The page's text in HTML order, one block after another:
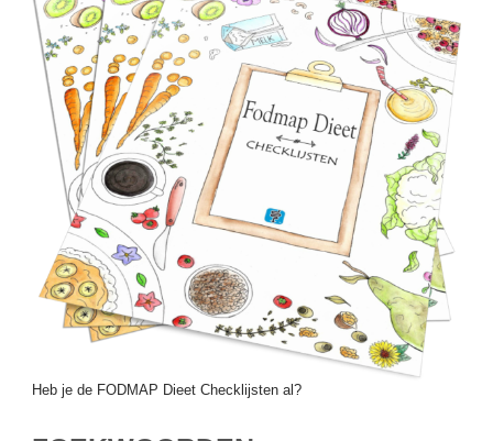
Heb je de FODMAP Dieet Checklijsten al?